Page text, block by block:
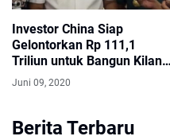
Investor China Siap
Gelontorkan Rp 111,1
Triliun untuk Bangun Kilang
di Batam
Juni 09, 2020
Berita Terbaru